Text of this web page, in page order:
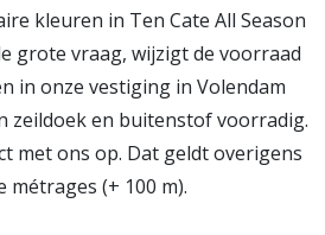
kleuren in Ten Cate All Season
grote vraag, wijzigt de voorraad
in onze vestiging in Volendam
zeildoek en buitenstof voorradig.
met ons op. Dat geldt overigens
(+ 100 m).